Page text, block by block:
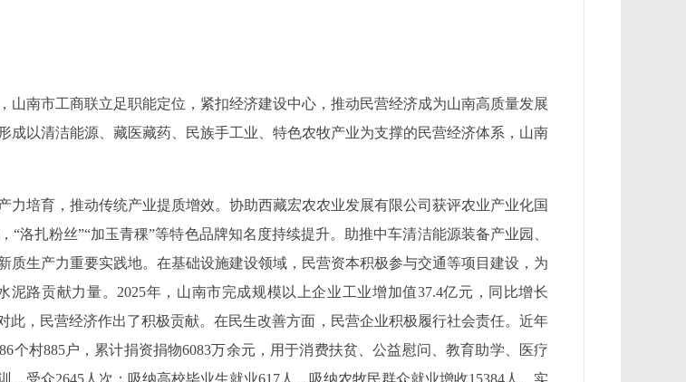
南市工商联立足职能定位，紧扣经济建设中心，推动民营经济成为山南高质量发展
以清洁能源、藏医藏药、民族手工业、特色农牧产业为支撑的民营经济体系，山南
培育，推动传统产业提质增效。协助西藏宏农农业发展有限公司获评农业产业化国
洛扎粉丝”“加玉青稞”等特色品牌知名度持续提升。助推中车清洁能源装备产业园、
生产力重要实践地。在基础设施建设领域，民营资本积极参与交通等项目建设，为
路贡献力量。2025年，山南市完成规模以上企业工业增加值37.4亿元，同比增长
此，民营经济作出了积极贡献。在民生改善方面，民营企业积极履行社会责任。近年
个村885户，累计捐资捐物6083万余元，用于消费扶贫、公益慰问、教育助学、医疗
受众2645人次；吸纳高校毕业生就业617人，吸纳农牧民群众就业增收15384人。实